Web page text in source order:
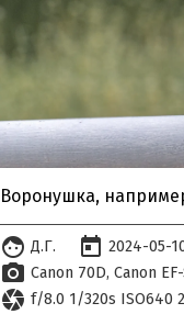
Воронушка,
face Д.Г. today 2024-05-
photo_camera Canon 70D Canon
camera f/8.0 1/320s ISO640